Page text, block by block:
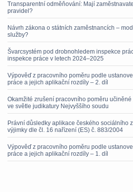
Transparentní odměňování: Mají
pravidel?
Návrh zákona o státních zaměstnancích –
služby?
Švarcsystém pod drobnohledem inspekce
inspekce práce v letech 2024–2025
Výpověď z pracovního poměru podle
práce a jejich aplikační rozdíly – 2. díl
Okamžité zrušení pracovního poměru učiněné
ve světle judikatury Nejvyššího soudu
Právní důsledky aplikace českého sociálního
výjimky dle čl. 16 nařízení (ES) č. 883/2004
Výpověď z pracovního poměru podle
práce a jejich aplikační rozdíly – 1. díl